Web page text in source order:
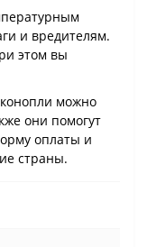
и вредителям.
этом вы
можно
они помогут
оплаты и
страны.